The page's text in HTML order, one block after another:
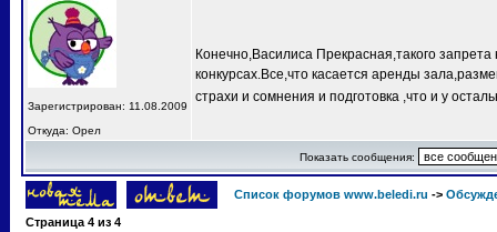
Зарегистрирован: 11.08.2009
Откуда: Орел
Конечно,Василиса Прекрасная,такого
конкурсах.Все,что касается аренды
страхи и сомнения и подготовка ,что и у
Показать сообщения:
Список форумов www.beledi.ru ->
Страница 4 из 4